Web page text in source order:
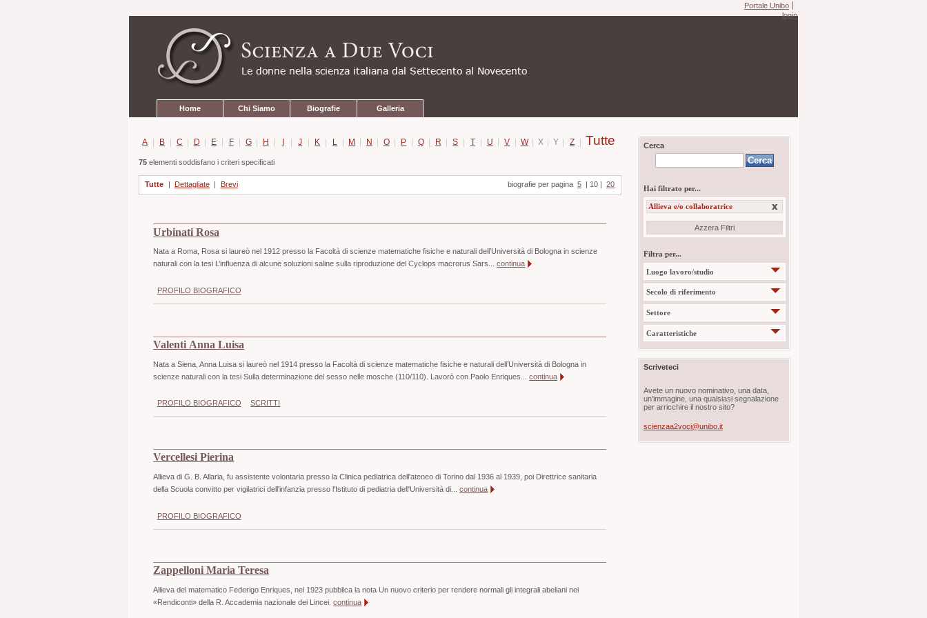
contenuti.
navigazione
Portale Unibo
login
Home Chi Siamo Biografie Galleria
A | B | C | D | E | F | G | H | I | J | K | L | M | N | O | P | Q | R | S | T | U | V | W | X | Y | Z | Tutte
75elementi soddisfano i criteri specificati
Tutte Dettagliate Brevi biografie per pagina 5 10 20
Urbinati Rosa
Nata a Roma, Rosa si laureò nel 1912 presso la Facoltà di scienze matematiche fisiche e naturali dell’Università di Bologna in scienze
naturali con la tesi L’influenza di alcune soluzioni saline sulla riproduzione del Cyclops macrorus Sars...continua
PROFILO BIOGRAFICO
Valenti Anna Luisa
Nata a Siena, Anna Luisa si laureò nel 1914 presso la Facoltà di scienze matematiche fisiche e naturali dell’Università di Bologna in
scienze naturali con la tesi Sulla determinazione del sesso nelle mosche (110/110). Lavorò con Paolo Enriques...continua
PROFILO BIOGRAFICO SCRITTI
Vercellesi Pierina
Allieva di G. B. Allaria, fu assistente volontaria presso la Clinica pediatrica dell'ateneo di Torino dal 1936 al 1939, poi Direttrice sanitaria
della Scuola convitto per vigilatrici dell'infanzia presso l'Istituto di pediatria dell'Università di...continua
PROFILO BIOGRAFICO
Zappelloni Maria Teresa
Allieva del matematico Federigo Enriques, nel 1923 pubblica la nota Un nuovo criterio per rendere normali gli integrali abeliani nei
«Rendiconti» della R. Accademia nazionale dei Lincei.continua
Cerca
Hai filtrato per...
Allieva e/o collaboratrice
Azzera Filtri
Filtra per...
Luogo lavoro/studio
Secolo di riferimento
Settore
Caratteristiche
Scriveteci
Avete un nuovo nominativo, una data,
un'immagine, una qualsiasi segnalazione
per arricchire il nostro sito?
scienzaa2voci@unibo.it